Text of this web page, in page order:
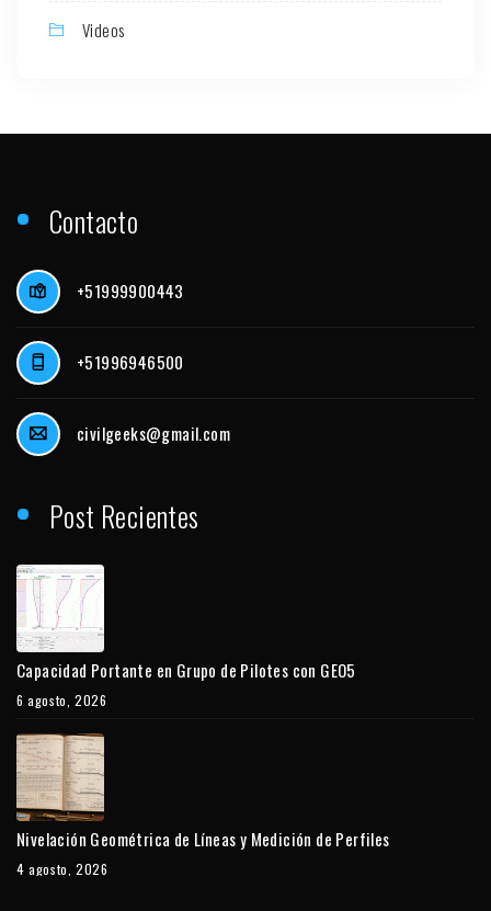
Videos
Contacto
+51999900443
+51996946500
civilgeeks@gmail.com
Post Recientes
Capacidad Portante en Grupo de Pilotes con GEO5
6 agosto, 2026
Nivelación Geométrica de Líneas y Medición de Perfiles
4 agosto, 2026